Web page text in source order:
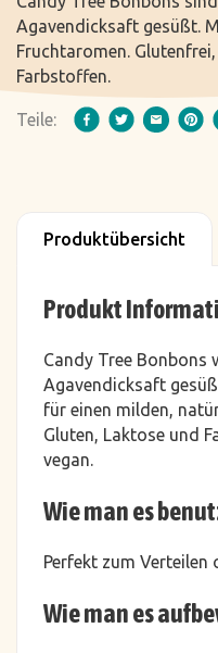
Agavendicksaft gesüßt.
Fruchtaromen.
Farbstoffen.
Teile:
Produktübersicht
Produkt
Candy Tree Bonbons
Agavendicksaft
für einen milden,
Gluten, Laktose und
vegan.
Wie man es
Perfekt zum Verteilen
Wie man es